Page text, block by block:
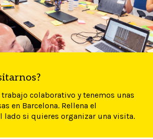
colaborativo y tenemos unas
en Barcelona. Rellena el
lado si quieres organizar una visita.